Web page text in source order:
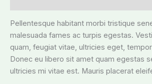
Pellentesque habitant morbi tristique
malesuada fames ac turpis egestas.
quam, feugiat vitae, ultricies eget,
Donec eu libero sit amet quam egestas
ultricies mi vitae est. Mauris placerat